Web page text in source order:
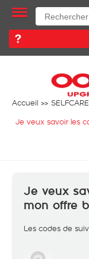
Accueil
SELFCARE
Je veux savoir les
Je veux
mon offre
Les codes de